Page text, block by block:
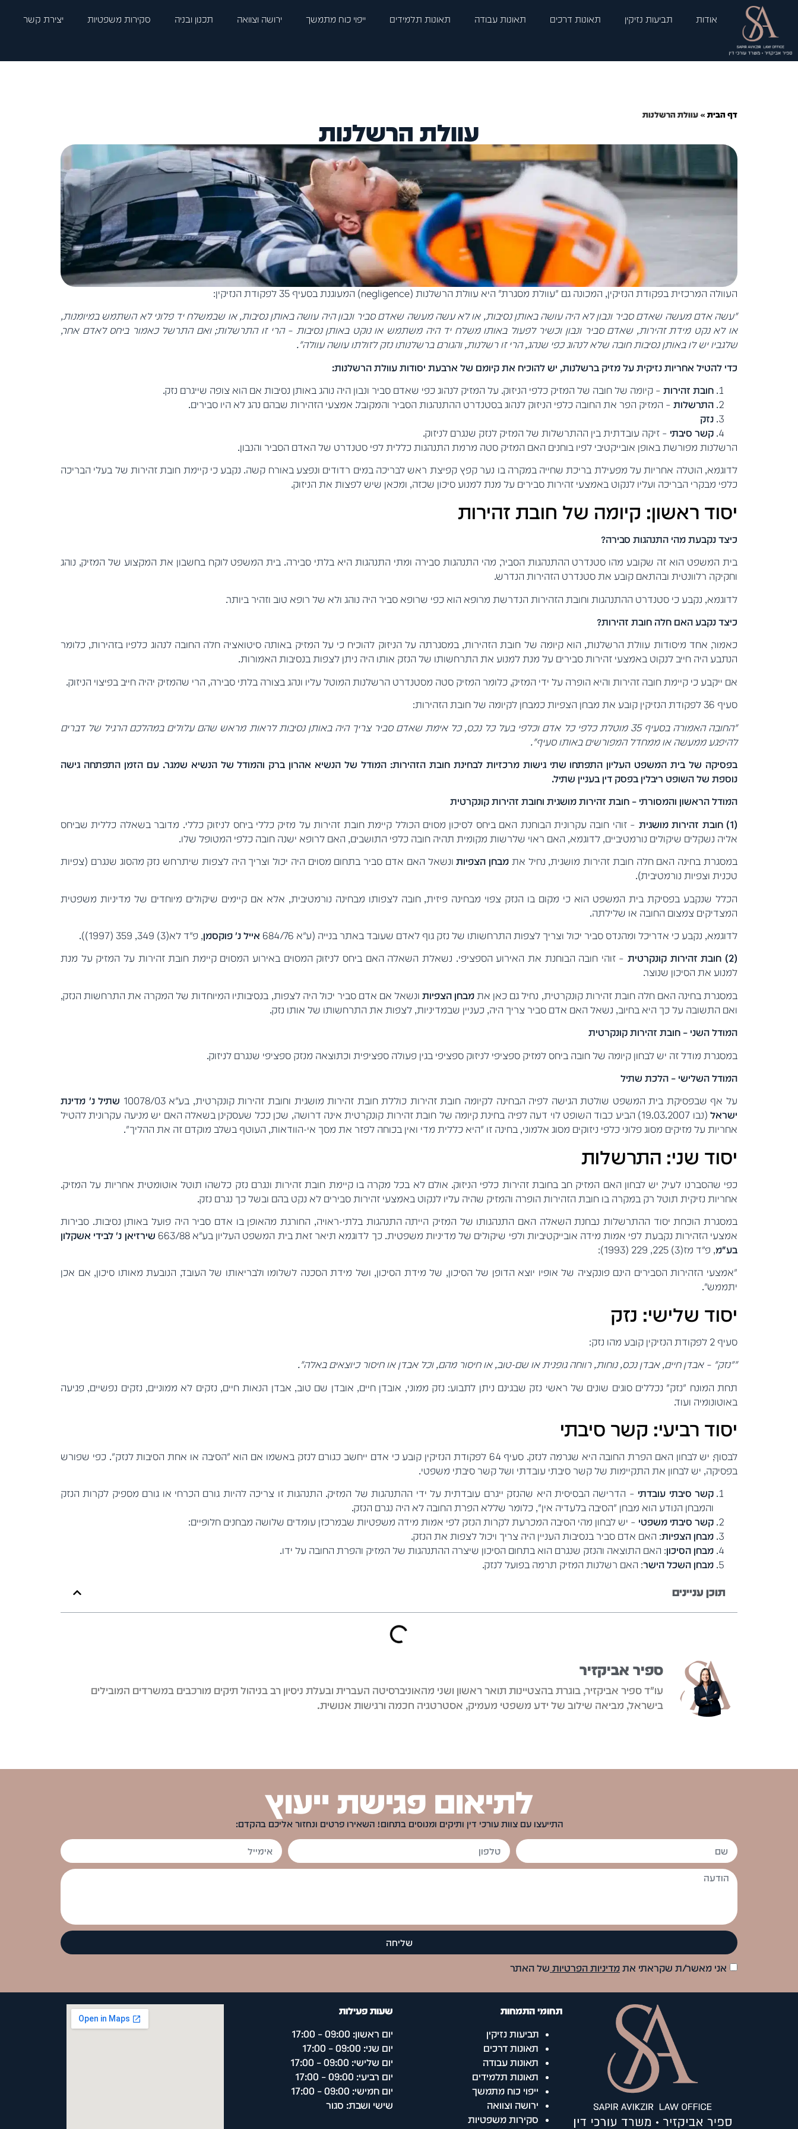
אודות תביעות נזיקין תאונות דרכים תאונות עבודה תאונות תלמידים ייפוי כוח מתמשך ירושה וצוואה תכנון ובניה סקירות משפטיות יצירת קשר
דף הבית »עוולת הרשלנות
עוולת הרשלנות
העוולה המרכזית בפקודת הנזיקין, המכונה גם "עוולת מסגרת" היא עוולת הרשלנות (negligence) המעוגנת בסעיף 35 לפקודת הנזיקין:
"עשה אדם מעשה שאדם סביר ונבון לא היה עושה באותן נסיבות, או לא עשה מעשה שאדם סביר ונבון היה עושה באותן נסיבות, או שבמשלח יד פלוני לא השתמש במיומנות,
או לא נקט מידת זהירות, שאדם סביר ונבון וכשיר לפעול באותו משלח יד היה משתמש או נוקט באותן נסיבות – הרי זו התרשלות; ואם התרשל כאמור ביחס לאדם אחר,
שלגביו יש לו באותן נסיבות חובה שלא לנהוג כפי שנהג, הרי זו רשלנות, והגורם ברשלנותו נזק לזולתו עושה עוולה".
כדי להטיל אחריות נזיקית על מזיק ברשלנות, יש להוכיח את קיומם של ארבעת יסודות עוולת הרשלנות:
חובת זהירות – קיומה של חובה של המזיק כלפי הניזוק. על המזיק לנהוג כפי שאדם סביר ונבון היה נוהג באותן נסיבות אם הוא צופה שייגרם נזק.
התרשלות – המזיק הפר את החובה כלפי הניזוק לנהוג בסטנדרט ההתנהגות הסביר והמקובל. אמצעי הזהירות שבהם נהג לא היו סבירים.
נזק
קשר סיבתי – זיקה עובדתית בין ההתרשלות של המזיק לנזק שנגרם לניזוק.
הרשלנות מפורשת באופן אובייקטיבי לפיו בוחנים האם המזיק סטה מרמת התנהגות כללית לפי סטנדרט של האדם הסביר והנבון.
לדוגמא, הוטלה אחריות על מפעילת בריכת שחייה במקרה בו נער קפץ קפיצת ראש לבריכה במים רדודים ונפצע באורח קשה. נקבע כי קיימת חובת זהירות של בעלי הבריכה
כלפי מבקרי הבריכה ועליו לנקוט באמצעי זהירות סבירים על מנת למנוע סיכון שכזה, ומכאן שיש לפצות את הניזוק.
יסוד ראשון: קיומה של חובת זהירות
כיצד נקבעת מהי התנהגות סבירה?
בית המשפט הוא זה שקובע מהו סטנדרט ההתנהגות הסביר, מהי התנהגות סבירה ומתי התנהגות היא בלתי סבירה. בית המשפט לוקח בחשבון את המקצוע של המזיק, נוהג
וחקיקה רלוונטית ובהתאם קובע את סטנדרט הזהירות הנדרש.
לדוגמא, נקבע כי סטנדרט ההתנהגות וחובת הזהירות הנדרשת מרופא הוא כפי שרופא סביר היה נוהג ולא של רופא טוב וזהיר ביותר.
כיצד נקבע האם חלה חובת זהירות?
כאמור, אחד מיסודות עוולת הרשלנות, הוא קיומה של חובת הזהירות, במסגרתה על הניזוק להוכיח כי על המזיק באותה סיטואציה חלה החובה לנהוג כלפיו בזהירות, כלומר
הנתבע היה חייב לנקוט באמצעי זהירות סבירים על מנת למנוע את התרחשותו של הנזק אותו היה ניתן לצפות בנסיבות האמורות.
אם ייקבע כי קיימת חובה זהירות והיא הופרה על ידי המזיק, כלומר המזיק סטה מסטנדרט הרשלנות המוטל עליו ונהג בצורה בלתי סבירה, הרי שהמזיק יהיה חייב בפיצוי הניזוק.
סעיף 36 לפקודת הנזיקין קובע את מבחן הצפיות כמבחן לקיומה של חובת הזהירות:
"החובה האמורה בסעיף 35 מוטלת כלפי כל אדם וכלפי בעל כל נכס, כל אימת שאדם סביר צריך היה באותן נסיבות לראות מראש שהם עלולים במהלכם הרגיל של דברים
להיפגע ממעשה או ממחדל המפורשים באותו סעיף".
בפסיקה של בית המשפט העליון התפתחו שתי גישות מרכזיות לבחינת חובת הזהירות: המודל של הנשיא אהרון ברק והמודל של הנשיא שמגר. עם הזמן התפתחה גישה
נוספת של השופט ריבלין בפסק דין בעניין שתיל.
המודל הראשון והמסורתי – חובת זהירות מושגית וחובת זהירות קונקרטית
(1)
חובת זהירות מושגית – זוהי חובה עקרונית הבוחנת האם ביחס לסיכון מסוים הכולל קיימת חובת זהירות על מזיק כללי ביחס לניזוק כללי. מדובר בשאלה כללית שביחס
אליה נשקלים שיקולים נורמטיביים, לדוגמא, האם ראוי שלרשות מקומית תהיה חובה כלפי התושבים, האם לרופא ישנה חובה כלפי המטופל שלו.
במסגרת בחינה האם חלה חובת זהירות מושגית, נחיל את מבחן הצפיותונשאל האם אדם סביר בתחום מסוים היה יכול וצריך היה לצפות שיתרחש נזק מהסוג שנגרם (צפיות
טכנית וצפיות נורמטיבית).
הכלל שנקבע בפסיקת בית המשפט הוא כי מקום בו הנזק צפוי מבחינה פיזית, חובה לצפותו מבחינה נורמטיבית, אלא אם קיימים שיקולים מיוחדים של מדיניות משפטית
המצדיקים צמצום החובה או שלילתה.
לדוגמא, נקבע כי אדריכל ומהנדס סביר יכול וצריך לצפות התרחשותו של נזק גוף לאדם שעובד באתר בנייה (ע"א 684/76
אייל נ' פוקסמן, פ"ד לא(3) 349, 359 (1997)).
(2)
חובת זהירות קונקרטית– זוהי חובה הבוחנת את האירוע הספציפי. נשאלת השאלה האם ביחס לניזוק המסוים באירוע המסוים קיימת חובת זהירות על המזיק על מנת
למנוע את הסיכון שנוצר.
במסגרת בחינה האם חלה חובת זהירות קונקרטית, נחיל גם כאן אתמבחן הצפיותונשאל אם אדם סביר יכול היה לצפות, בנסיבותיו המיוחדות של המקרה את התרחשות הנזק,
ואם התשובה על כך היא בחיוב, נשאל האם אדם סביר צריך היה, כעניין שבמדיניות, לצפות את התרחשותו של אותו נזק.
המודל השני – חובת זהירות קונקרטית
במסגרת מודל זה יש לבחון קיומה של חובה ביחס למזיק ספציפי לניזוק ספציפי בגין פעולה ספציפית וכתוצאה מנזק ספציפי שנגרם לניזוק.
המודל השלישי – הלכת שתיל
על אף שבפסיקת בית המשפט שולטת הגישה לפיה הבחינה לקיומה חובת זהירות כוללת חובת זהירות מושגית וחובת זהירות קונקרטית, בע"א 10078/03
שתיל נ' מדינת
ישראל
(נבו 19.03.2007) הביע כבוד השופט לוי דעה לפיה בחינת קיומה של חובת זהירות קונקרטית אינה דרושה, שכן ככל שעסקינן בשאלה האם יש מניעה עקרונית להטיל
אחריות על מזיקים מסוג פלוני כלפי ניזוקים מסוג אלמוני, בחינה זו "היא כללית מדי ואין בכוחה לפזר את מסך אי-הוודאות, העוטף בשלב מוקדם זה את ההליך".
יסוד שני: התרשלות
כפי שהסברנו לעיל, יש לבחון האם המזיק חב בחובת זהירות כלפי הניזוק. אולם לא בכל מקרה בו קיימת חובת זהירות ונגרם נזק כלשהו תוטל אוטומטית אחריות על המזיק.
אחריות נזיקית תוטל רק במקרה בו חובת הזהירות הופרה והמזיק שהיה עליו לנקוט באמצעי זהירות סבירים לא נקט בהם ובשל כך נגרם נזק.
במסגרת הוכחת יסוד ההתרשלות נבחנת השאלה האם התנהגותו של המזיק הייתה התנהגות בלתי-ראויה, החורגת מהאופן בו אדם סביר היה פועל באותן נסיבות. סבירות
אמצעי הזהירות נקבעת לפי אמות מידה אובייקטיביות ולפי שיקולים של מדיניות משפטית. כך לדוגמא תיאר זאת בית המשפט העליון בע"א 663/88
שירזיאן נ' לבידי אשקלון
בע"מ, פ"ד מז(3) 225, 229 (1993):
"אמצעי הזהירות הסבירים הינם פונקציה של אופיו יוצא הדופן של הסיכון, של מידת הסיכון, ושל מידת הסכנה לשלומו ולבריאותו של העובד, הנובעת מאותו סיכון, אם אכן
יתממש".
יסוד שלישי: נזק
סעיף 2 לפקודת הנזיקין קובע מהו נזק:
""נזק" – אבדן חיים, אבדן נכס, נוחות, רווחה גופנית או שם-טוב, או חיסור מהם, וכל אבדן או חיסור כיוצאים באלה".
תחת המונח "נזק" נכללים סוגים שונים של ראשי נזק שבגינם ניתן לתבוע: נזק ממוני, אובדן חיים, אובדן שם טוב, אבדן הנאות חיים, נזקים לא ממוניים, נזקים נפשיים, פגיעה
באוטונומיה ועוד.
יסוד רביעי: קשר סיבתי
לבסוף, יש לבחון האם הפרת החובה היא שגרמה לנזק. סעיף 64 לפקודת הנזיקין קובע כי אדם ייחשב כגורם לנזק באשמו אם הוא "הסיבה או אחת הסיבות לנזק". כפי שפורש
בפסיקה, יש לבחון את התקיימות של קשר סיבתי עובדתי ושל קשר סיבתי משפטי.
קשר סיבתי עובדתי – הדרישה הבסיסית היא שהנזק ייגרם עובדתית על ידי ההתנהגות של המזיק. התנהגות זו צריכה להיות גורם הכרחי או גורם מספיק לקרות הנזק
והמבחן הנודע הוא מבחן "הסיבה בלעדיה אין", כלומר שללא הפרת החובה לא היה נגרם הנזק.
קשר סיבתי משפטי – יש לבחון מהי הסיבה המכרעת לקרות הנזק לפי אמות מידה משפטיות שבמרכזן עומדים שלושה מבחנים חלופיים:
מבחן הצפיות: האם אדם סביר בנסיבות העניין היה צריך ויכול לצפות את הנזק.
מבחן הסיכון: האם התוצאה והנזק שנגרם הוא בתחום הסיכון שיצרה ההתנהגות של המזיק והפרת החובה על ידו.
מבחן השכל הישר: האם רשלנות המזיק תרמה בפועל לנזק.
תוכן עניינים
ספיר אביקזיר
עו"ד ספיר אביקזיר, בוגרת בהצטיינות תואר ראשון ושני מהאוניברסיטה העברית ובעלת ניסיון רב בניהול תיקים מורכבים במשרדים המובילים
בישראל, מביאה שילוב של ידע משפטי מעמיק, אסטרטגיה חכמה ורגישות אנושית.
לתיאום פגישת ייעוץ
התייעצו עם צוות עורכי דין ותיקים ומנוסים בתחום! השאירו פרטים ונחזור אליכם בהקדם:
אני מאשר/ת שקראתי אתמדיניות הפרטיות של האתר
שליחה
תחומי התמחות
תביעות נזיקין
תאונות דרכים
תאונות עבודה
תאונות תלמידים
ייפוי כוח מתמשך
ירושה וצוואה
סקירות משפטיות
שעות פעילות
יום ראשון: 09:00 – 17:00
יום שני: 09:00 – 17:00
יום שלישי: 09:00 – 17:00
יום רביעי: 09:00 – 17:00
יום חמישי: 09:00 – 17:00
שישי ושבת: סגור